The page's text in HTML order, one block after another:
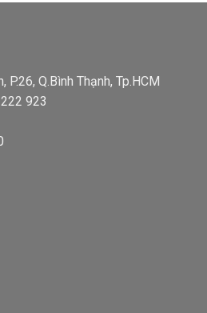
1,400,000 VND.
là:
Q.Bình Thạnh, Tp.HCM
923